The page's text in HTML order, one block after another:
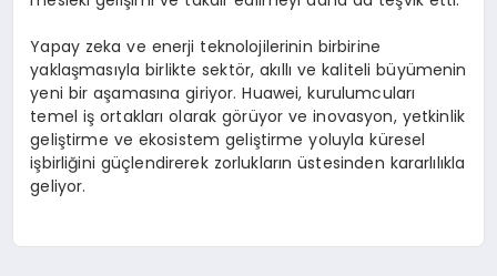
Yapay zeka ve enerji teknolojilerinin birbirine
yaklaşmasıyla birlikte sektör, akıllı ve kaliteli büyümenin
yeni bir aşamasına giriyor. Huawei, kurulumcuları
temel iş ortakları olarak görüyor ve inovasyon, yetkinlik
geliştirme ve ekosistem geliştirme yoluyla küresel
işbirliğini güçlendirerek zorlukların üstesinden kararlılıkla
geliyor.